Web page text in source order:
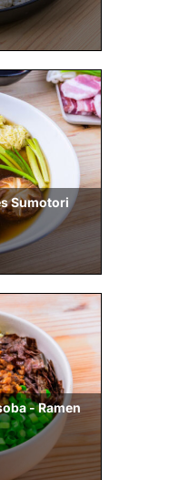
Sumotori
- Ramen